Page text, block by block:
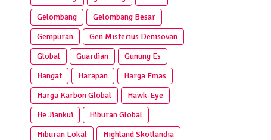
Gelombang
Gelombang Besar
Gempuran
Gen Misterius Denisovan
Global
Guardian
Gunung Es
Hangat
Harapan
Harga Emas
Harga Karbon Global
Hawk-Eye
He Jiankui
Hiburan Global
Hiburan Lokal
Highland Skotlandia